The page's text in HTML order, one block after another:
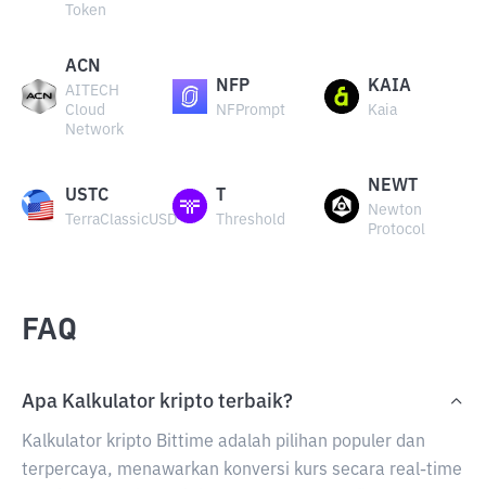
Token
ACN
AITECH
Cloud
Network
NFP
NFPrompt
KAIA
Kaia
USTC
TerraClassicUSD Threshold
NEWT
Newton
Protocol
FAQ
Apa Kalkulator kripto terbaik?
Kalkulator kripto Bittime adalah pilihan populer dan
terpercaya, menawarkan konversi kurs secara real-time